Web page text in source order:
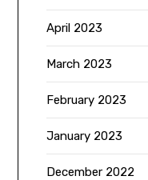
April 2023
March 2023
February 2023
January 2023
December 2022